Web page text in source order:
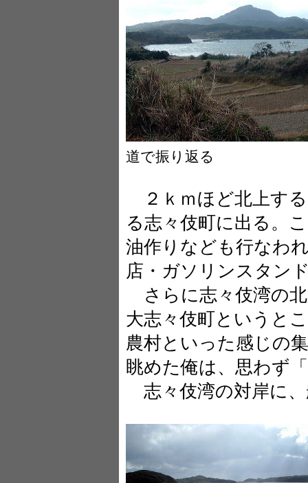
道で振り返る
２ｋｍほど北上す
る志々伎町に出る。
油作りなども行なわ
店・ガソリンスタン
さらに志々伎湾の
大志々伎町というと
農村といった感じの
眺めた俺は、思わず
志々伎湾の対岸に